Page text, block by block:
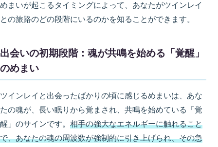
めまいが起こるタイミングによって、あなたがツインレイ
との旅路のどの段階にいるのかを知ることができます。
出会いの初期段階：魂が共鳴を始める「覚醒」
のめまい
ツインレイと出会ったばかりの頃に感じるめまいは、あな
たの魂が、長い眠りから覚まされ、共鳴を始めている「覚
醒」のサインです。 相手の強大なエネルギーに触れること
で、あなたの魂の周波数が強制的に引き上げられ、その急